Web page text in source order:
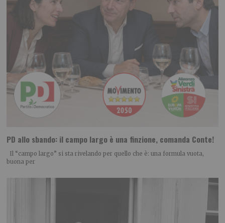
PD allo sbando: il campo largo è una finzione, comanda Conte!
Il “campo largo” si sta rivelando per quello che è: una formula vuota,
buona per